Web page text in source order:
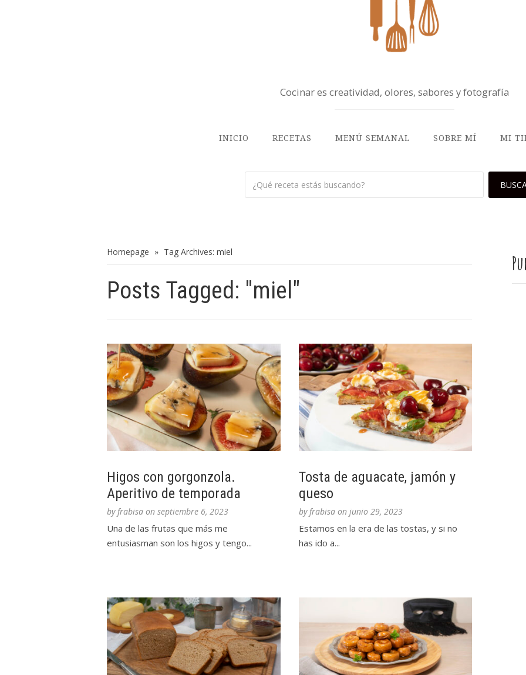
Cocinar es creatividad, olores, sabores y fotografía
INICIO RECETAS MENÚ SEMANAL SOBRE MÍ MI
Homepage » Tag Archives: miel
Posts Tagged: "miel"
Higos con gorgonzola.
Aperitivo de temporada
byfrabisa on septiembre 6, 2023
Una de las frutas que más me
entusiasman son los higos y tengo...
Tosta de aguacate, jamón y
queso
byfrabisa on junio 29, 2023
Estamos en la era de las tostas, y si no
has ido a...